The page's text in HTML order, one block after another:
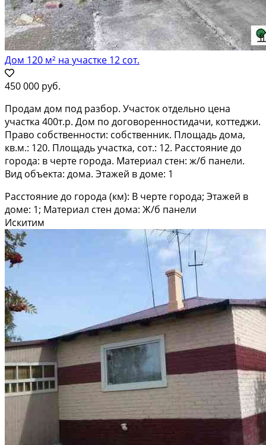
Дом 120 м² на участке 12 сот.
450 000 руб.
Продам дом под разбор. Участок отдельно цена
участка 400т.р. Дом по договоренностидачи, коттеджи.
Право собственности: собственник. Площадь дома,
кв.м.: 120. Площадь участка, сот.: 12. Расстояние до
города: в черте города. Материал стен: ж/б панели.
Вид объекта: дома. Этажей в доме: 1
Расстояние до города (км): В черте города; Этажей в
доме: 1; Материал стен дома: Ж/б панели
Искитим